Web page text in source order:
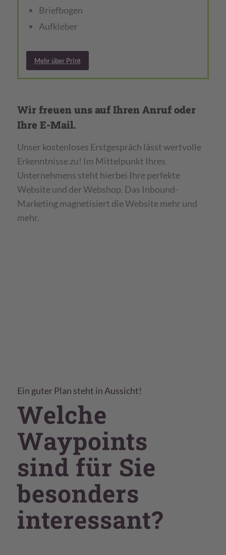
Briefbogen
Aufkleber
Mehr über Print
Wir freuen uns auf Ihren Anruf oder
Ihre E-Mail.
Unser kostenloses Erstgespräch lässt wertvolle
Erkenntnisse zu! Im Mittelpunkt Ihres
Unternehmens steht hierbei Ihre perfekte
Website und der Webshop. Das Inbound-
Marketing magnetisiert die Website mehr und
mehr.
Ein guter Plan steht in Aussicht!
Welche
Waypoints
sind für Sie
besonders
interessant?